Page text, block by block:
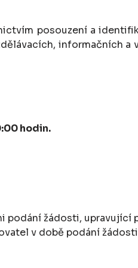
posouzení a
informačních a
hodin.
podání žádosti, upravující
v době podání